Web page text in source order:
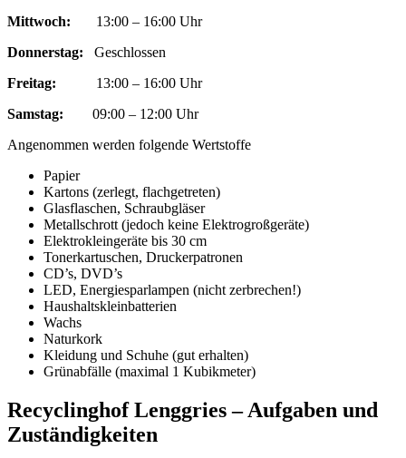
Mittwoch: 13:00 – 16:00 Uhr
Donnerstag: Geschlossen
Freitag: 13:00 – 16:00 Uhr
Samstag:
09:00 – 12:00 Uhr
Angenommen werden folgende Wertstoffe
Papier
Kartons (zerlegt, flachgetreten)
Glasflaschen, Schraubgläser
Metallschrott (jedoch keine Elektrogroßgeräte)
Elektrokleingeräte bis 30 cm
Tonerkartuschen, Druckerpatronen
CD’s, DVD’s
LED, Energiesparlampen (nicht zerbrechen!)
Haushaltskleinbatterien
Wachs
Naturkork
Kleidung und Schuhe (gut erhalten)
Grünabfälle (maximal 1 Kubikmeter)
Recyclinghof Lenggries – Aufgaben und
Zuständigkeiten